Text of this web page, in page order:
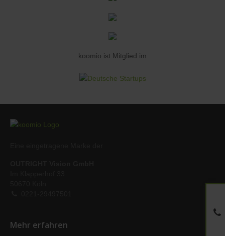
koomio ist Mitglied im
Mehr erfahren